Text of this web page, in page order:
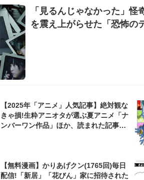
「見るんじゃなかった」
を震え上がらせた「恐怖の
【2025年「アニメ」人気記事】絶対観な
きゃ損!生粋アニオタが選ぶ夏アニメ「ナ
ンバーワン作品」ほか、読まれた記事ベ
【無料漫画】かりあげクン(1765回)毎日
配信!「新居」「花びん」家に招待された